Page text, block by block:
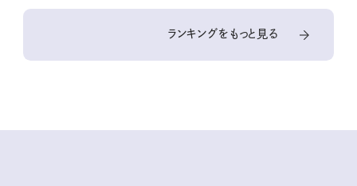
ランキングをもっと見る